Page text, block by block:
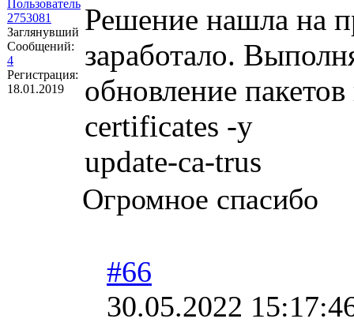
Пользователь
2753081
Заглянувший
Сообщений:
4
Регистрация:
18.01.2019
Решение нашла на
заработало.
обновление
certificates -y
update-ca-trus
Огромное спасибо
#66
30.05.2022